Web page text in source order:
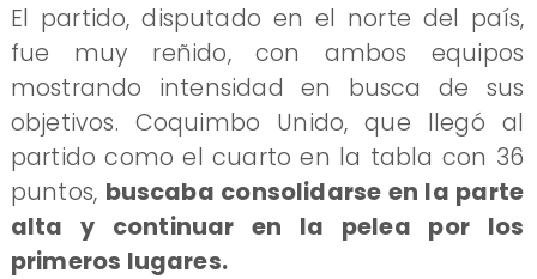
El partido, disputado en el norte del país,
fue muy reñido, con ambos equipos
mostrando intensidad en busca de sus
objetivos. Coquimbo Unido, que llegó al
partido como el cuarto en la tabla con 36
puntos, buscaba consolidarse en la parte
alta y continuar en la pelea por los
primeros lugares.